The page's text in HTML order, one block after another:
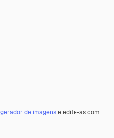
gerador de imagense edite-as com